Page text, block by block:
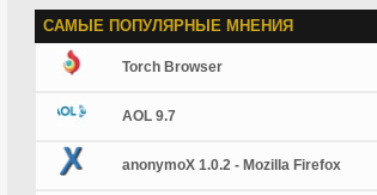
САМЫЕ ПОПУЛЯРНЫЕ МНЕНИЯ
Torch Browser
AOL 9.7
anonymoX 1.0.2 - Mozilla Firefox